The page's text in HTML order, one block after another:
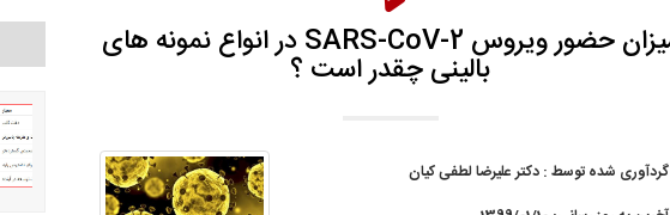
میزان حضور ویروس SARS-CoV-2 در انواع نمونه های
بالینی چقدر است ؟
گردآوری شده توسط : دکتر علیرضا لطفی کیان